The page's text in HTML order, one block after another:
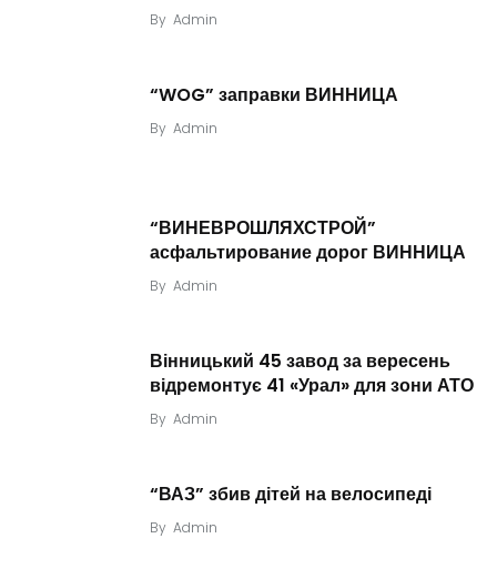
By Admin
“WOG” заправки ВИННИЦА
By Admin
“ВИНЕВРОШЛЯХСТРОЙ”
асфальтирование дорог ВИННИЦА
By Admin
Вінницький 45 завод за вересень
відремонтує 41 «Урал» для зони АТО
By Admin
“ВАЗ” збив дітей на велосипеді
By Admin